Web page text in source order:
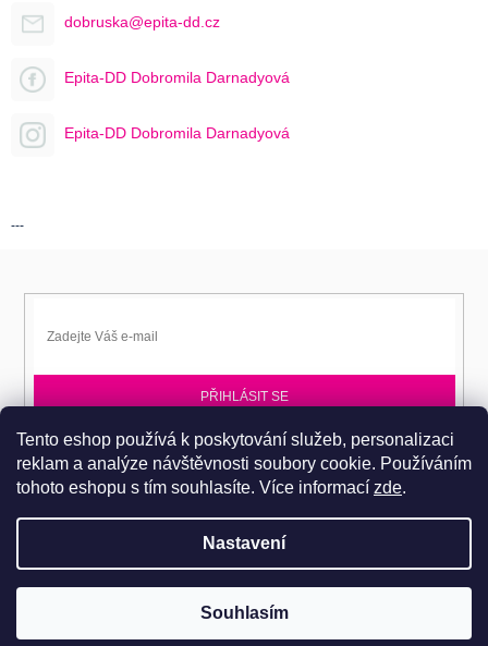
Tento eshop používá k poskytování služeb, personalizaci
reklam a analýze návštěvnosti soubory cookie. Používáním
tohoto eshopu s tím souhlasíte. Více informací zde.
Nastavení
Souhlasím
Pro návštěvu do prodejního centra je nutné se objednat. Tel.: 724
dobruska@epita-dd.cz
Epita-DD Dobromila Darnadyová
Epita-DD Dobromila Darnadyová
---
PŘIHLÁSIT SE
Přihlaste se k EPITA-DD a získávejte novinky jako první.